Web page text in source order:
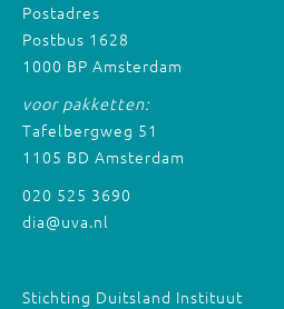
Postadres
Postbus 1628
1000 BP Amsterdam
voor pakketten:
Tafelbergweg 51
1105 BD Amsterdam
020 525 3690
dia@uva.nl
Stichting Duitsland Instituut